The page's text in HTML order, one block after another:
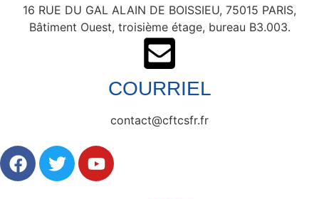
16 RUE DU GAL ALAIN DE BOISSIEU, 75015 PARIS,
Bâtiment Ouest, troisième étage, bureau B3.003.
COURRIEL
contact@cftcsfr.fr